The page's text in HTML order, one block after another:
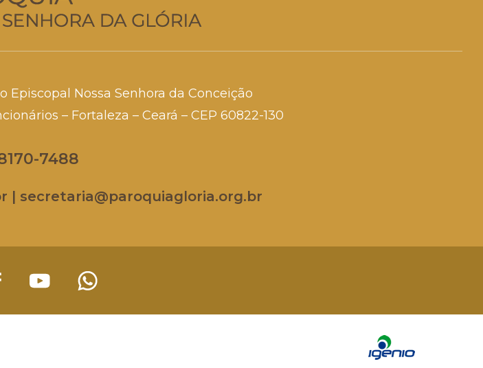
Episcopal Nossa Senhora da Conceição
– Fortaleza – Ceará – CEP 60822-130
7488
| secretaria@paroquiagloria.org.br